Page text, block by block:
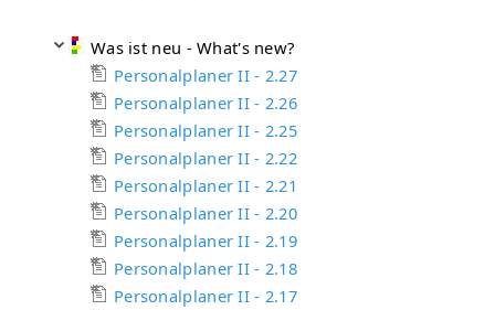
Was ist neu - What's new?
Personalplaner II - 2.27
Personalplaner II - 2.26
Personalplaner II - 2.25
Personalplaner II - 2.22
Personalplaner II - 2.21
Personalplaner II - 2.20
Personalplaner II - 2.19
Personalplaner II - 2.18
Personalplaner II - 2.17